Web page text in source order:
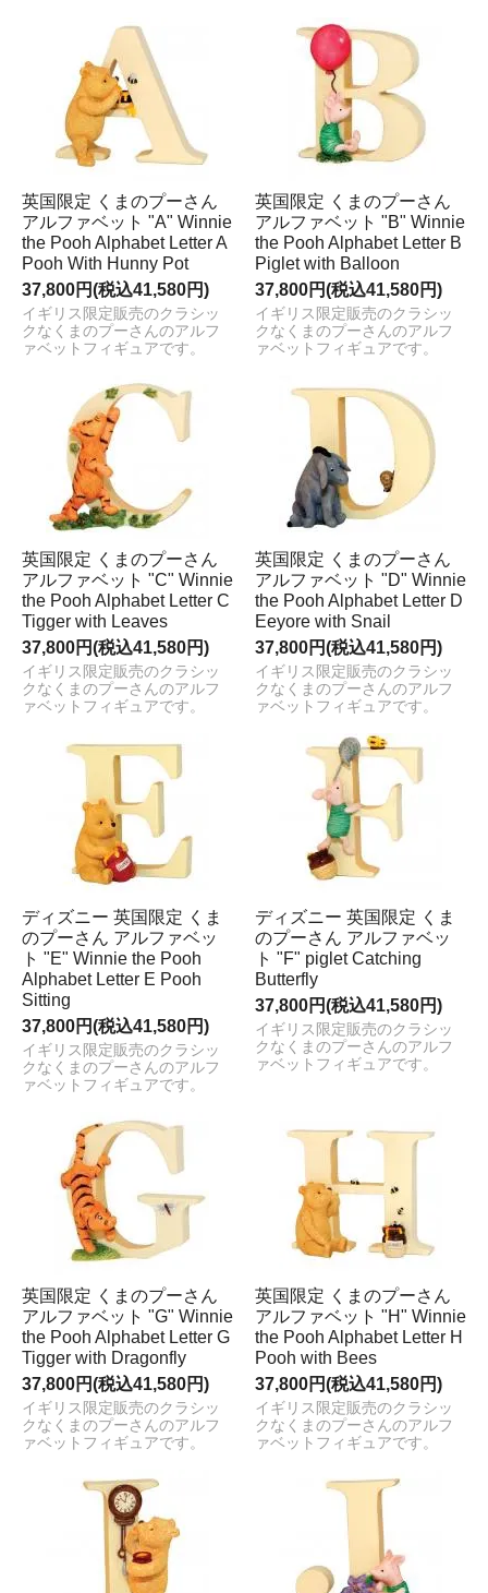
英国限定 くまのプーさん
アルファベット "A" Winnie
the Pooh Alphabet Letter A
Pooh With Hunny Pot
37,800円(税込41,580円)
イギリス限定販売のクラシッ
クなくまのプーさんのアルフ
ァベットフィギュアです。
英国限定 くまのプーさん
アルファベット "B" Winnie
the Pooh Alphabet Letter B
Piglet with Balloon
37,800円(税込41,580円)
イギリス限定販売のクラシッ
クなくまのプーさんのアルフ
ァベットフィギュアです。
英国限定 くまのプーさん
アルファベット "C" Winnie
the Pooh Alphabet Letter C
Tigger with Leaves
37,800円(税込41,580円)
イギリス限定販売のクラシッ
クなくまのプーさんのアルフ
ァベットフィギュアです。
英国限定 くまのプーさん
アルファベット "D" Winnie
the Pooh Alphabet Letter D
Eeyore with Snail
37,800円(税込41,580円)
イギリス限定販売のクラシッ
クなくまのプーさんのアルフ
ァベットフィギュアです。
ディズニー 英国限定 くま
のプーさん アルファベッ
ト "E" Winnie the Pooh
Alphabet Letter E Pooh
Sitting
37,800円(税込41,580円)
イギリス限定販売のクラシッ
クなくまのプーさんのアルフ
ァベットフィギュアです。
ディズニー 英国限定 くま
のプーさん アルファベッ
ト "F" piglet Catching
Butterfly
37,800円(税込41,580円)
イギリス限定販売のクラシッ
クなくまのプーさんのアルフ
ァベットフィギュアです。
英国限定 くまのプーさん
アルファベット "G" Winnie
the Pooh Alphabet Letter G
Tigger with Dragonfly
37,800円(税込41,580円)
イギリス限定販売のクラシッ
クなくまのプーさんのアルフ
ァベットフィギュアです。
英国限定 くまのプーさん
アルファベット "H" Winnie
the Pooh Alphabet Letter H
Pooh with Bees
37,800円(税込41,580円)
イギリス限定販売のクラシッ
クなくまのプーさんのアルフ
ァベットフィギュアです。